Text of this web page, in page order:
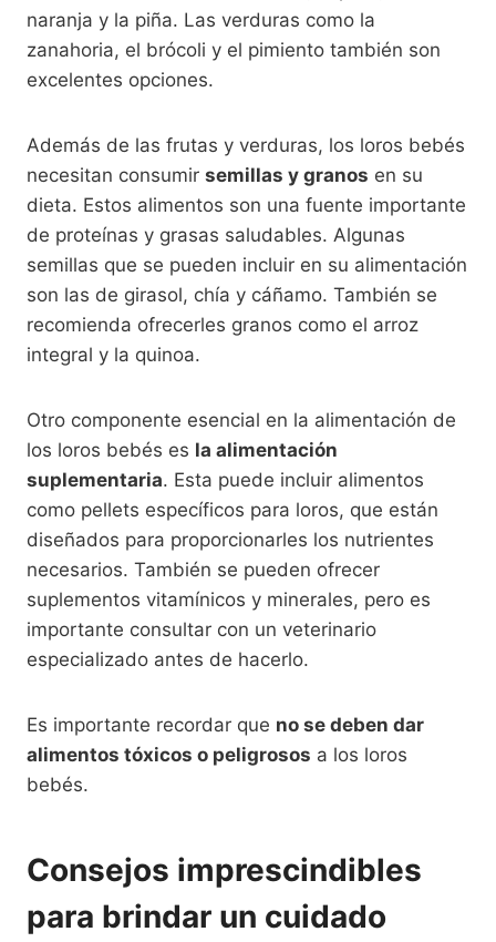
naranja y la piña. Las verduras como la
zanahoria, el brócoli y el pimiento también son
excelentes opciones.
Además de las frutas y verduras, los loros bebés
necesitan consumir semillas y granos en su
dieta. Estos alimentos son una fuente importante
de proteínas y grasas saludables. Algunas
semillas que se pueden incluir en su alimentación
son las de girasol, chía y cáñamo. También se
recomienda ofrecerles granos como el arroz
integral y la quinoa.
Otro componente esencial en la alimentación de
los loros bebés es la alimentación
suplementaria. Esta puede incluir alimentos
como pellets específicos para loros, que están
diseñados para proporcionarles los nutrientes
necesarios. También se pueden ofrecer
suplementos vitamínicos y minerales, pero es
importante consultar con un veterinario
especializado antes de hacerlo.
Es importante recordar que no se deben dar
alimentos tóxicos o peligrosos a los loros
bebés.
Consejos imprescindibles
para brindar un cuidado